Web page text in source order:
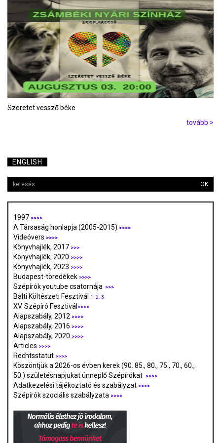
Szeretet vessző béke
tovább >
ENGLISH
OK
1997 >>>>
A Társaság honlapja (2005-2015) >>>>
Videóvers >>>>
Könyvhajlék, 2017 >>>
Könyvhajlék, 2020 >>>>
Könyvhajlék, 2023 >>>>
Budapest-töredékek >>>>
Szépírók youtube csatornája >>>
Balti Költészeti Fesztivál 1. 2. 3.
XV. Szépíró Fesztivál >>>>
Alapszabály, 2012 >>>>
Alapszabály, 2016 >>>>
Alapszabály, 2020 >>>>
Articles >>>>
Rechtsstatut >>>>
Köszöntjük a 2026-os évben kerek (90. 85., 80., 75., 70., 60.,
50.) születésnapjukat ünneplő Szépírókat
>>>>
Adatkezelési tájékoztató és szabályzat >>>>
Szépírók szociális szabályzata >>>>